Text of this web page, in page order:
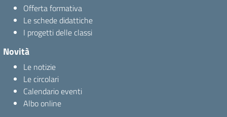
Offerta formativa
Le schede didattiche
I progetti delle classi
Novità
Le notizie
Le circolari
Calendario eventi
Albo online